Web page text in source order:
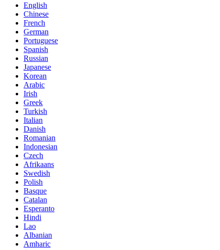
English
Chinese
French
German
Portuguese
Spanish
Russian
Japanese
Korean
Arabic
Irish
Greek
Turkish
Italian
Danish
Romanian
Indonesian
Czech
Afrikaans
Swedish
Polish
Basque
Catalan
Esperanto
Hindi
Lao
Albanian
Amharic